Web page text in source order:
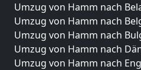
Umzug von Hamm nach
Umzug von Hamm nach
Umzug von Hamm nach
Umzug von Hamm nach
Umzug von Hamm nach